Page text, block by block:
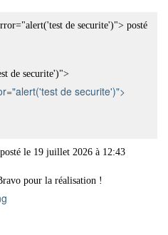
de securite')"> posté
de securite')">
de securite')">
posté le 19 juillet 2026 à 12:43
pour la réalisation !